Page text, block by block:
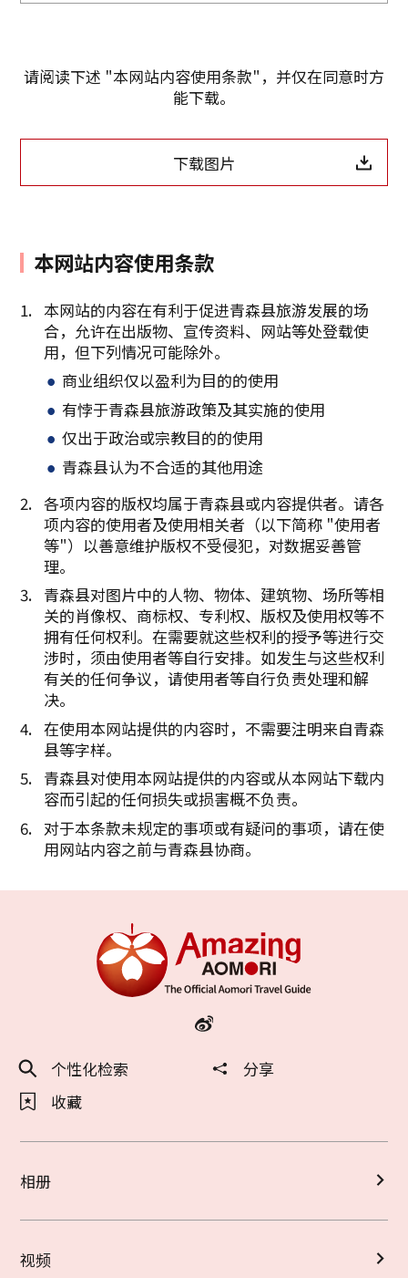
请阅读下述 "本网站内容使用条款"，并仅在同意时方
能下载。
下载图片
本网站内容使用条款
本网站的内容在有利于促进青森县旅游发展的场
合，允许在出版物、宣传资料、网站等处登载使
用，但下列情况可能除外。
商业组织仅以盈利为目的的使用
有悖于青森县旅游政策及其实施的使用
仅出于政治或宗教目的的使用
青森县认为不合适的其他用途
各项内容的版权均属于青森县或内容提供者。请各
项内容的使用者及使用相关者（以下简称 "使用者
等"）以善意维护版权不受侵犯，对数据妥善管
理。
青森县对图片中的人物、物体、建筑物、场所等相
关的肖像权、商标权、专利权、版权及使用权等不
拥有任何权利。在需要就这些权利的授予等进行交
涉时，须由使用者等自行安排。如发生与这些权利
有关的任何争议，请使用者等自行负责处理和解
决。
在使用本网站提供的内容时，不需要注明来自青森
县等字样。
青森县对使用本网站提供的内容或从本网站下载内
容而引起的任何损失或损害概不负责。
对于本条款未规定的事项或有疑问的事项，请在使
用网站内容之前与青森县协商。
个性化检索
分享
收藏
相册
视频
复制链接